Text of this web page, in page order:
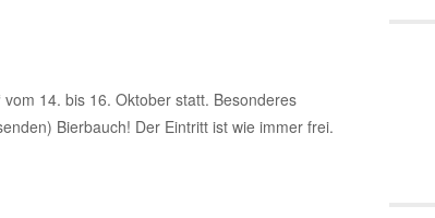
14. bis 16. Oktober statt. Besonderes
Bierbauch! Der Eintritt ist wie immer frei.